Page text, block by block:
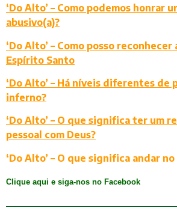
‘Do Alto’ – Como podemos honrar
abusivo(a)?
‘Do Alto’ – Como posso
Espírito Santo
‘Do Alto’ – Há níveis diferentes de
inferno?
‘Do Alto’ – O que significa ter um
pessoal com Deus?
‘Do Alto’ – O que significa andar
Clique aqui e siga-nos no Facebook